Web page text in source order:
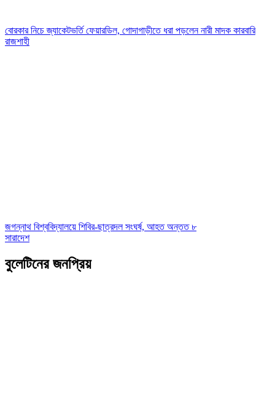
বোরকার নিচে জ্যাকেটভর্তি ফেয়ারডিল, গোদাগাড়ীতে ধরা পড়লেন নারী মাদক কারবারি
রাজশাহী
জগন্নাথ বিশ্ববিদ্যালয়ে শিবির-ছাত্রদল সংঘর্ষ, আহত অন্তত ৮
সারাদেশ
বুলেটিনের জনপ্রিয়